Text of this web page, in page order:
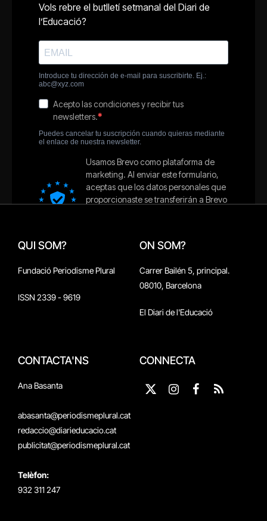
QUI SOM?
Fundació Periodisme Plural
ISSN 2339 - 9619
ON SOM?
Carrer Bailén 5, principal.
08010, Barcelona
El Diari de l'Educació
CONTACTA'NS
Ana Basanta
abasanta@periodismeplural.cat
redaccio@diarieducacio.cat
publicitat@periodismeplural.cat
Telèfon:
932 311 247
CONNECTA
X
Instagram
Facebook
RSS